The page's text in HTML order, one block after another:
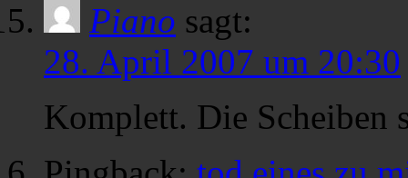
Piano sagt:
28. April 2007 um 20:30
Komplett. Die Scheiben